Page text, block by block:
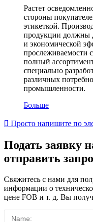
Растет
стороны
этикеткой.
продукции должны
и экономической
прослеживаемости
полный
специально
различных
промышленности.
Больше
 Просто напишите по
Подать заявку
отправить
Свяжитесь с нами для
информации о
цене FOB и т. д. Вы